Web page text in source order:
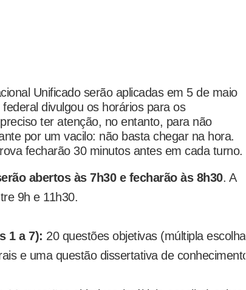
Unificado serão aplicadas em 5 de maio
divulgou os horários para os
ter atenção, no entanto, para não
por um vacilo: não basta chegar na hora.
fecharão 30 minutos antes em cada turno.
abertos às 7h30 e fecharão às 8h30. A
9h e 11h30.
1 a 7): 20 questões objetivas (múltipla escolha)
e uma questão dissertativa de conhecimento